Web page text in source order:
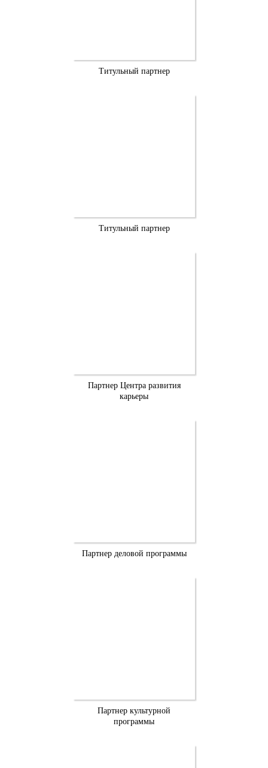
Титульный партнер
Титульный партнер
Партнер Центра развития
карьеры
Партнер деловой программы
Партнер культурной
программы